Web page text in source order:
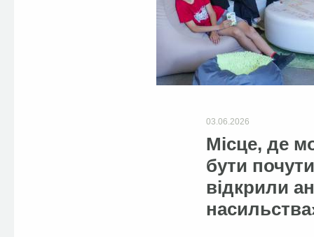
03.06.2026
Місце, де
бути
відкрили